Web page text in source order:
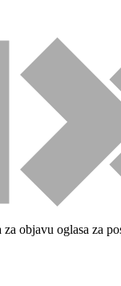
objavu oglasa za